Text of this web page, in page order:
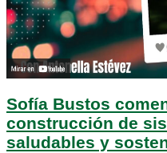
Sofía Bustos
construcción de
saludables y